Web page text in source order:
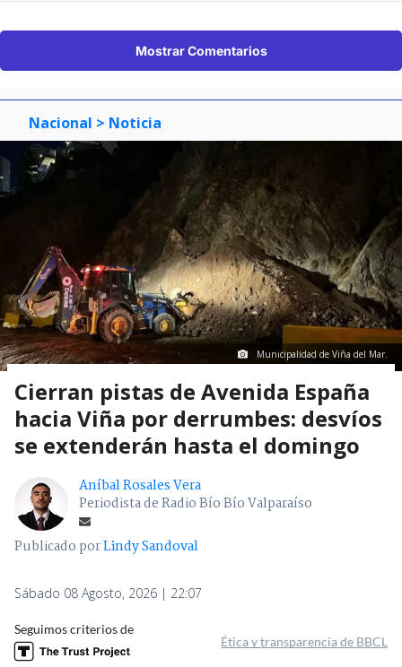
Mostrar Comentarios
Nacional > Noticia
Municipalidad de Viña del Mar.
Cierran pistas de Avenida España
hacia Viña por derrumbes: desvíos
se extenderán hasta el domingo
Aníbal Rosales Vera
Periodista de Radio Bío Bío Valparaíso
Publicado porLindy Sandoval
Sábado 08 Agosto, 2026 | 22:07
Seguimos criterios de
Ética y transparencia de BBCL